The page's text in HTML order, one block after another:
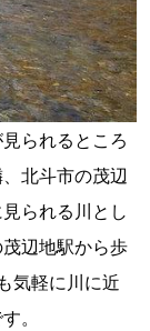
られるところ
北斗市の茂辺
られる川とし
辺地駅から歩
気軽に川に近
。